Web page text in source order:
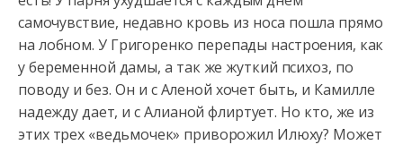
самочувствие, недавно кровь из носа пошла прямо
на лобном. У Григоренко перепады настроения, как
у беременной дамы, а так же жуткий психоз, по
поводу и без. Он и с Аленой хочет быть, и Камилле
надежду дает, и с Алианой флиртует. Но кто, же из
этих трех «ведьмочек» приворожил Илюху? Может